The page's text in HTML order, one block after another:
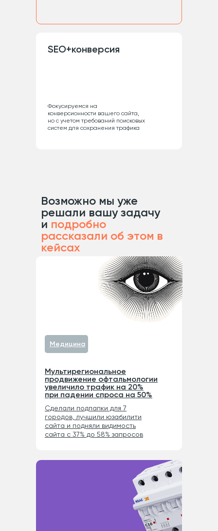
SEO+конверсия
Фокусируемся на
конверсионности вашего сайта,
но с учетом требований поисковых
систем для сохранения трафика
Мультирегиональное
продвижение офтальмологии
увеличило трафик на 20%
при падении спроса на 50%
Сделали подпапки для 7
городов, лучшили юзабилити
сайта и подняли видимость
сайта с 37% до 58% запросов
Медицина
Возможно мы уже
решали вашу задачу
и подробно
рассказали об этом в
кейсах